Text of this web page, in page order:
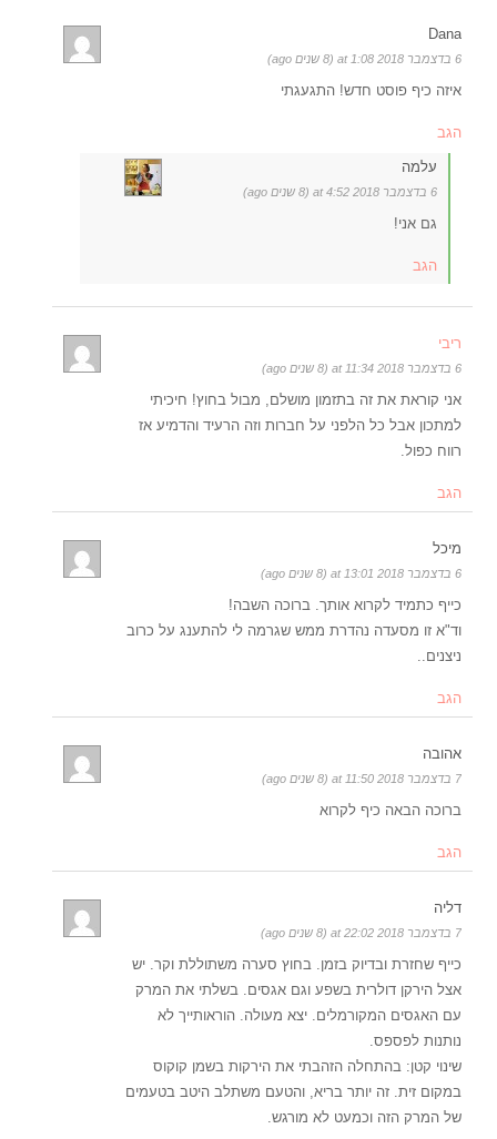
Dana
6 בדצמבר 2018 at 1:08 (8 שנים ago)
איזה כיף פוסט חדש! התגעגתי
הגב
עלמה
6 בדצמבר 2018 at 4:52 (8 שנים ago)
גם אני!
הגב
ריבי
6 בדצמבר 2018 at 11:34 (8 שנים ago)
אני קוראת את זה בתזמון מושלם, מבול בחוץ! חיכיתי
למתכון אבל כל הלפני על חברות וזה הרעיד והדמיע אז
רווח כפול.
הגב
מיכל
6 בדצמבר 2018 at 13:01 (8 שנים ago)
כייף כתמיד לקרוא אותך. ברוכה השבה!
וד"א זו מסעדה נהדרת ממש שגרמה לי להתענג על כרוב
ניצנים..
הגב
אהובה
7 בדצמבר 2018 at 11:50 (8 שנים ago)
ברוכה הבאה כיף לקרוא
הגב
דליה
7 בדצמבר 2018 at 22:02 (8 שנים ago)
כייף שחזרת ובדיוק בזמן. בחוץ סערה משתוללת וקר. יש
אצל הירקן דולרית בשפע וגם אגסים. בשלתי את המרק
עם האגסים המקורמלים. יצא מעולה. הוראותייך לא
נותנות לפספס.
שינוי קטן: בהתחלה הזהבתי את הירקות בשמן קוקוס
במקום זית. זה יותר בריא, והטעם משתלב היטב בטעמים
של המרק הזה וכמעט לא מורגש.